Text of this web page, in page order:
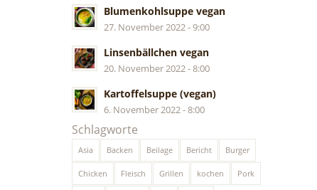
Blumenkohlsuppe vegan
27. November 2022 - 9:00
Linsenbällchen vegan
20. November 2022 - 8:00
Kartoffelsuppe (vegan)
6. November 2022 - 8:00
Schlagworte
Asia Backen Beilage Bericht Burger
Chicken Fleisch Grillen kochen Pork